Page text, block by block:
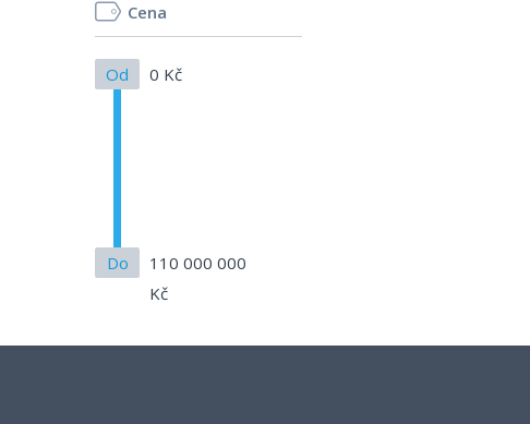
Cena
Od 0 Kč
Do
110 000 000
Kč